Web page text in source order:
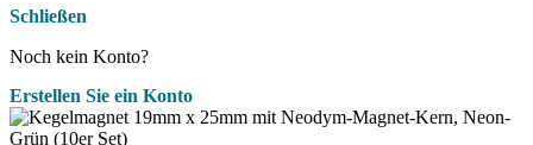
Schließen
Noch kein Konto?
Erstellen Sie ein Konto